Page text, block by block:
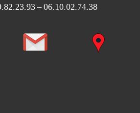
– 06.10.02.74.38